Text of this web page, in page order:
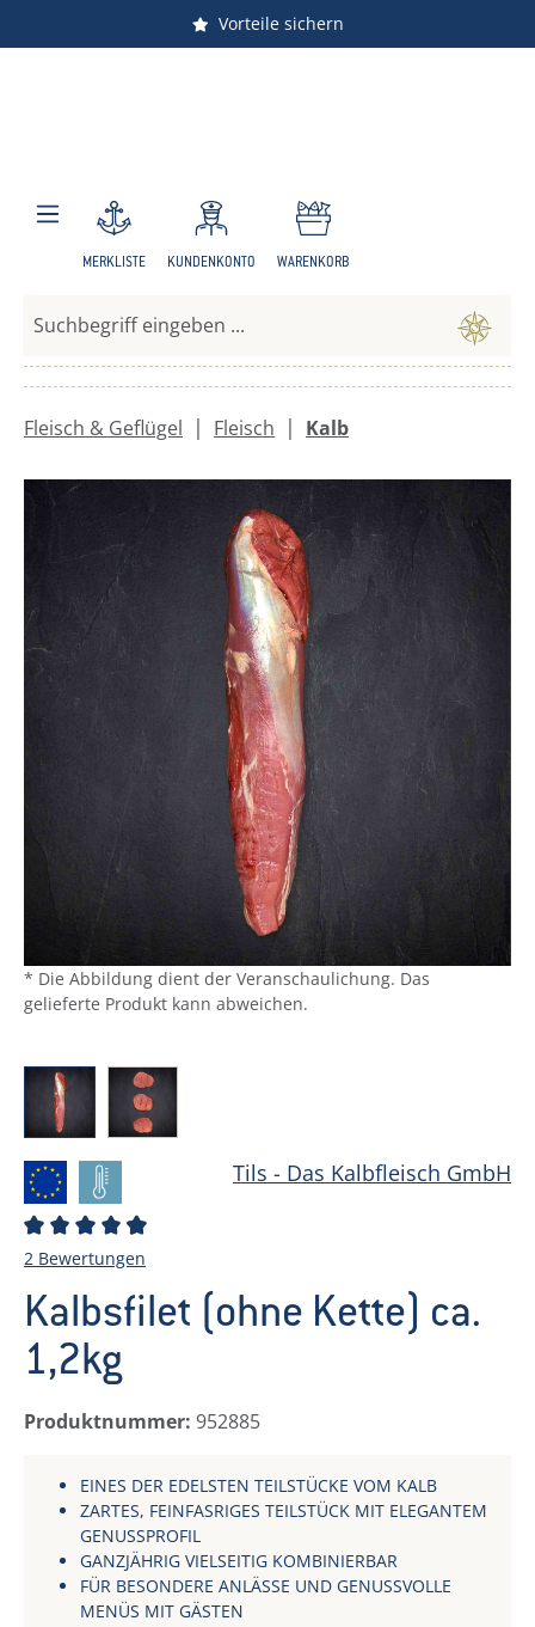
Zum Hauptinhalt springen
Vorteile sichern
Versandkostenfrei ab 150 €
MERKLISTE KUNDENKONTO WARENKORB
Fleisch & Geflügel | Fleisch | Kalb
Bildergalerie überspringen
* Die Abbildung dient der Veranschaulichung. Das
gelieferte Produkt kann abweichen.
Tils - Das Kalbfleisch GmbH
Durchschnittliche Bewertung von 4.5 von 5
2 Bewertungen
Kalbsfilet (ohne Kette) ca.
1,2kg
Produktnummer: 952885
EINES DER EDELSTEN TEILSTÜCKE VOM KALB
ZARTES, FEINFASRIGES TEILSTÜCK MIT ELEGANTEM
GENUSSPROFIL
GANZJÄHRIG VIELSEITIG KOMBINIERBAR
FÜR BESONDERE ANLÄSSE UND GENUSSVOLLE
MENÜS MIT GÄSTEN